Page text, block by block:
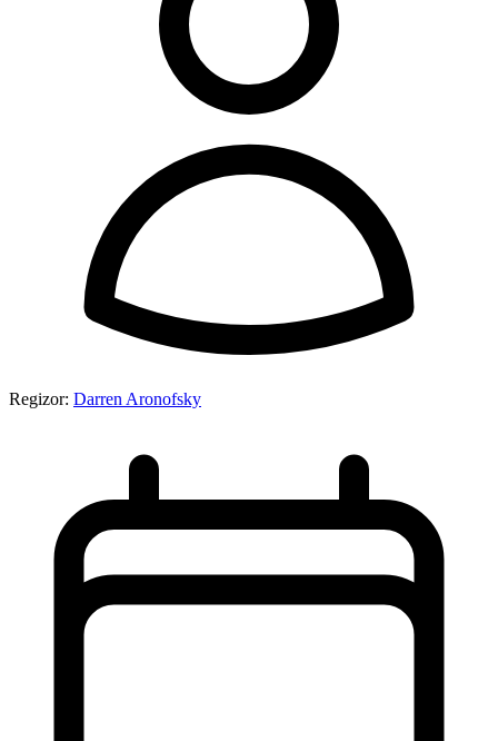
Regizor: Darren Aronofsky